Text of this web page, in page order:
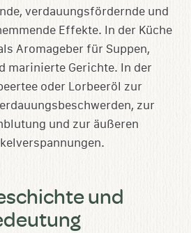
verdauungsfördernde und
Effekte. In der Küche
Aromageber für Suppen,
marinierte Gerichte. In der
oder Lorbeeröl zur
zur
und zur äußeren
und